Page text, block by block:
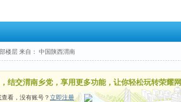
楼层 来自： 中国陕西渭南
结交渭南乡党，享用更多功能，让你轻松玩转荣耀网
看，没有账号？ 立即注册 |